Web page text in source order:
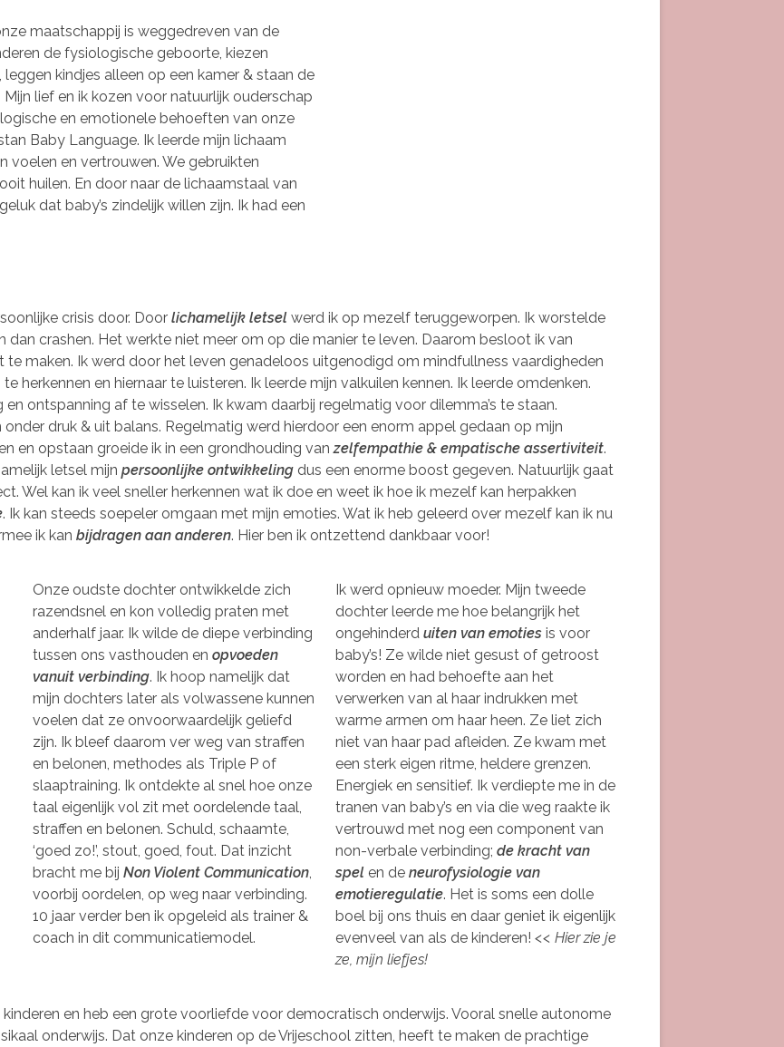
maatschappij is weggedreven van de
de fysiologische geboorte, kiezen
kindjes alleen op een kamer & staan de
lief en ik kozen voor natuurlijk ouderschap
en emotionele behoeften van onze
Baby Language. Ik leerde mijn lichaam
voelen en vertrouwen. We gebruikten
huilen. En door naar de lichaamstaal van
dat baby’s zindelijk willen zijn. Ik had een
crisis door. Door lichamelijk letsel werd ik op mezelf teruggeworpen. Ik worstelde
dan crashen. Het werkte niet meer om op die manier te leven. Daarom besloot ik van
maken. Ik werd door het leven genadeloos uitgenodigd om mindfullness vaardigheden
herkennen en hiernaar te luisteren. Ik leerde mijn valkuilen kennen. Ik leerde omdenken.
ontspanning af te wisselen. Ik kwam daarbij regelmatig voor dilemma’s te staan.
druk & uit balans. Regelmatig werd hierdoor een enorm appel gedaan op mijn
en opstaan groeide ik in een grondhouding vanzelfempathie & empatische assertiviteit.
letsel mijn persoonlijke ontwikkeling dus een enorme boost gegeven. Natuurlijk gaat
Wel kan ik veel sneller herkennen wat ik doe en weet ik hoe ik mezelf kan herpakken
. Ik kan steeds soepeler omgaan met mijn emoties. Wat ik heb geleerd over mezelf kan ik nu
ik kan bijdragen aan anderen. Hier ben ik ontzettend dankbaar voor!
Onze oudste dochter ontwikkelde zich
razendsnel en kon volledig praten met
anderhalf jaar. Ik wilde de diepe verbinding
tussen ons vasthouden enopvoeden
vanuit verbinding. Ik hoop namelijk dat
mijn dochters later als volwassene kunnen
voelen dat ze onvoorwaardelijk geliefd
zijn. Ik bleef daarom ver weg van straffen
en belonen, methodes als Triple P of
slaaptraining. Ik ontdekte al snel hoe onze
taal eigenlijk vol zit met oordelende taal,
straffen en belonen. Schuld, schaamte,
‘goed zo!’, stout, goed, fout. Dat inzicht
bracht me bijNon Violent Communication
voorbij oordelen, op weg naar verbinding.
10 jaar verder ben ik opgeleid als trainer &
coach in dit communicatiemodel.
Ik werd opnieuw moeder. Mijn tweede
dochter leerde me hoe belangrijk het
ongehinderd uiten van emotiesis voor
baby’s! Ze wilde niet gesust of getroost
worden en had behoefte aan het
verwerken van al haar indrukken met
warme armen om haar heen. Ze liet zich
niet van haar pad afleiden. Ze kwam met
een sterk eigen ritme, heldere grenzen.
Energiek en sensitief. Ik verdiepte me in de
tranen van baby’s en via die weg raakte ik
vertrouwd met nog een component van
non-verbale verbinding; de kracht van
spelen de neurofysiologie van
emotieregulatie. Het is soms een dolle
boel bij ons thuis en daar geniet ik eigenlijk
evenveel van als de kinderen! << Hier zie je
ze, mijn liefjes!
en heb een grote voorliefde voor democratisch onderwijs. Vooral snelle autonome
onderwijs. Dat onze kinderen op de Vrijeschool zitten, heeft te maken de prachtige